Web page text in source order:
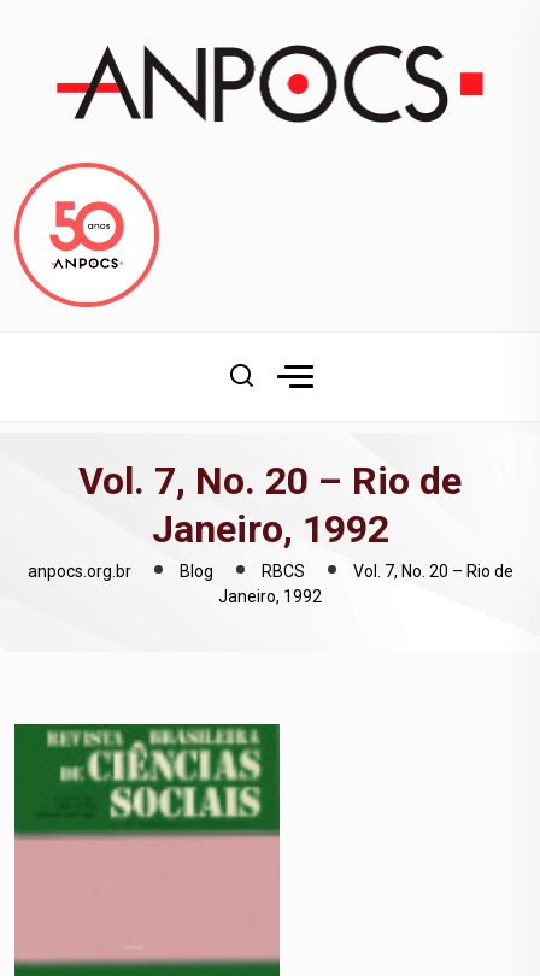
Vol. 7, No. 20 – Rio de
Janeiro, 1992
anpocs.org.br Blog RBCS
Vol. 7, No. 20 – Rio de
Janeiro, 1992